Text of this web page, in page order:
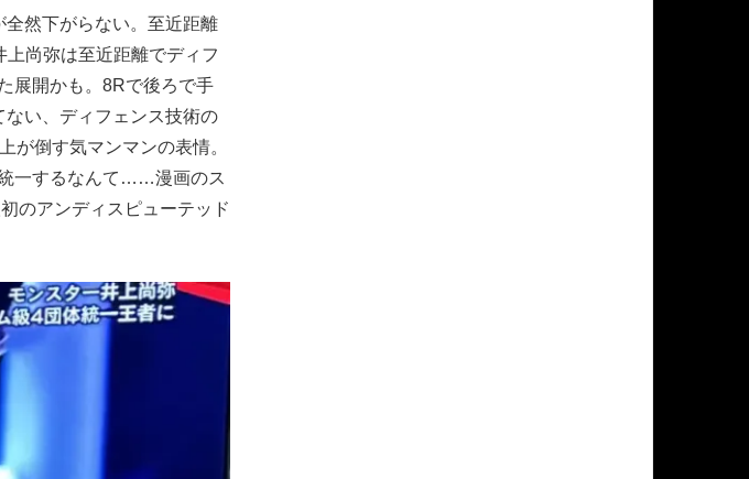
然下がらない。至近距離
尚弥は至近距離でディフ
展開かも。8Rで後ろで手
い、ディフェンス技術の
が倒す気マンマンの表情。
一するなんて……漫画のス
のアンディスピューテッド